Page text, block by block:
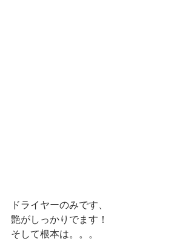
ドライヤーのみです、
艶がしっかりでます！
そして根本は。。。